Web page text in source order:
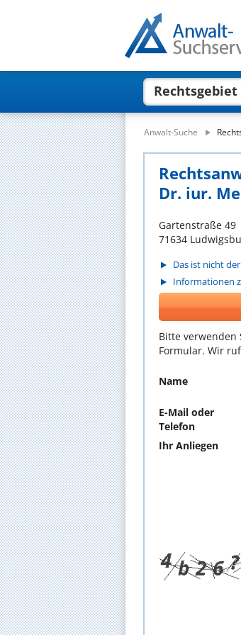
Rechtsgebiet
Anwalt-Suche
Dr. iur.
Gartenstraße 49
71634
Das ist nicht
Informationen
Bitte verwenden
Formular. Wir
Name
E-Mail oder
Telefon
Ihr Anliegen